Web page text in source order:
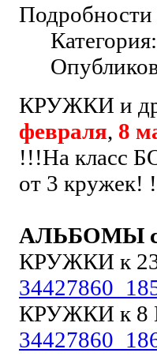
Подробности
КРУЖКИ и
февраля, 8
!!!На класс
от 3 кружек!
АЛЬБОМЫ
КРУЖКИ к
КРУЖКИ к